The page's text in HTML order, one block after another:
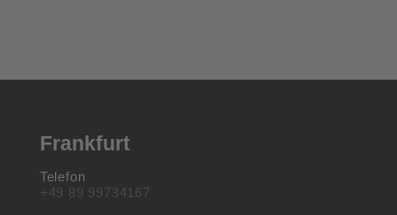
Frankfurt
Telefon
+49 89 99734167